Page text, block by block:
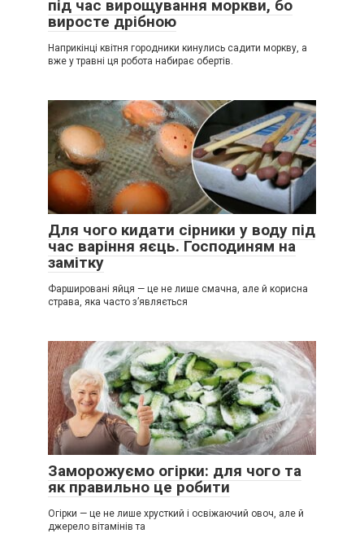
під час вирощування моркви, бо
виросте дрібною
Наприкінці квітня городники кинулись садити моркву, а
вже у травні ця робота набирає обертів.
Для чого кидати сірники у воду під
час варіння яєць. Господиням на
замітку
Фаршировані яйця — це не лише смачна, але й корисна
страва, яка часто з’являється
Заморожуємо огірки: для чого та
як правильно це робити
Огірки — це не лише хрусткий і освіжаючий овоч, але й
джерело вітамінів та